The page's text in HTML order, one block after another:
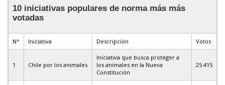
10 iniciativas populares de norma más más
votadas
N° Iniciativa Descripción Votos
1 Chile por los animales
Iniciativa que busca proteger a
los animales en la Nueva
Constitución
25.415